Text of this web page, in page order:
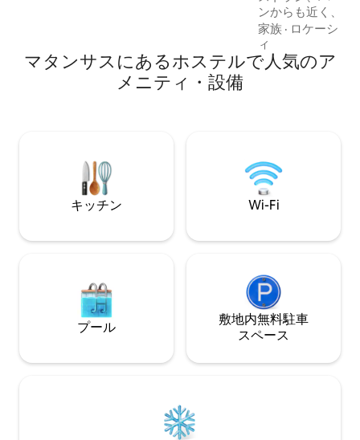
ンからも近く、文
く市内中心部に位
のコロニアルフ
限のディテールに
清掃された、広々
家族 · ロケーショ
ィ
マタンサスにあるホステルで人気のア
メニティ・設備
キッチン Wi-Fi
プール
敷地内無料駐⁠車
ス⁠ペ⁠ー⁠ス